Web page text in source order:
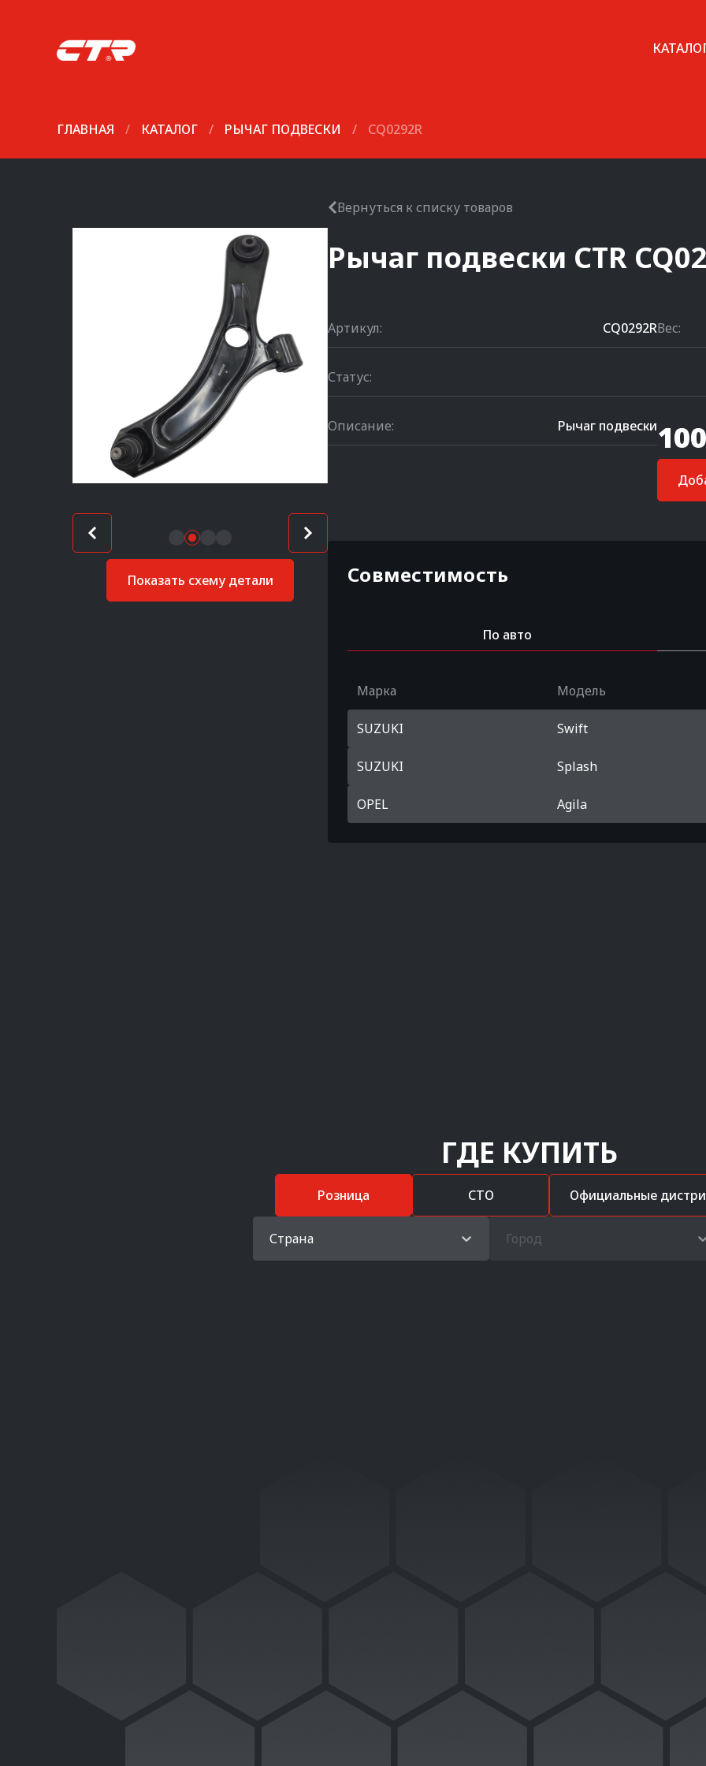
ГЛАВНАЯ / КАТАЛОГ / РЫЧАГ ПОДВЕСКИ / CQ0292R
Показать схему детали
Вернуться к списку товаров
Рычаг подвески CTR
Артикул: CQ0292RВес:
Статус:
Описание: Рычаг подвески
Совместимость
По авто
Марка Модель
SUZUKI Swift
SUZUKI Splash
OPEL Agila
ГДЕ КУПИТЬ
Розница СТО Официальные
Страна Город